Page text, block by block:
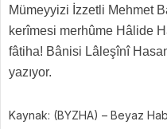
Mümeyyizi İzzetli Mehmet
kerîmesi merhûme Hâlide
fâtiha! Bânisi Lâleşînî
yazıyor.
Kaynak: (BYZHA) – Beyaz